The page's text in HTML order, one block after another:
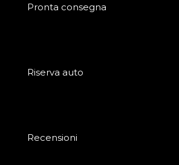
Pronta consegna
Riserva auto
Recensioni